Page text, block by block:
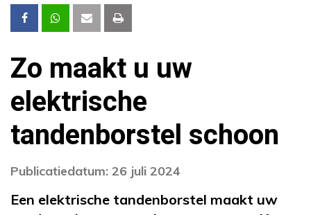
Zo maakt u uw
elektrische
tandenborstel schoon
Publicatiedatum: 26 juli 2024
Een elektrische tandenborstel maakt uw